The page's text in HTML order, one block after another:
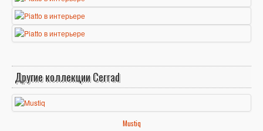
Другие коллекции Cerrad
Mustiq